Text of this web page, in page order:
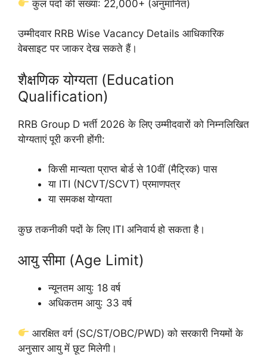
कुल पदों की संख्या: 22,000+ (अनुमानित)
उम्मीदवार RRB Wise Vacancy Details आधिकारिक
वेबसाइट पर जाकर देख सकते हैं।
शैक्षणिक योग्यता (Education
Qualification)
RRB Group D भर्ती 2026 के लिए उम्मीदवारों को निम्नलिखित
योग्यताएं पूरी करनी होंगी:
किसी मान्यता प्राप्त बोर्ड से 10वीं (मैट्रिक) पास
या ITI (NCVT/SCVT) प्रमाणपत्र
या समकक्ष योग्यता
कुछ तकनीकी पदों के लिए ITI अनिवार्य हो सकता है।
आयु सीमा (Age Limit)
न्यूनतम आयु: 18 वर्ष
अधिकतम आयु: 33 वर्ष
आरक्षित वर्ग (SC/ST/OBC/PWD) को सरकारी नियमों के
अनुसार आयु में छूट मिलेगी।